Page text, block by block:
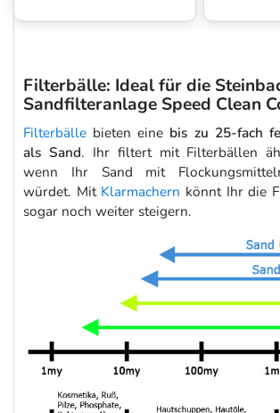
Filterbälle: Ideal für die
Sandfilteranlage Speed Clean
Filterbälle bieten eine bis zu 25-fach
als Sand. Ihr filtert mit Filterbällen
wenn Ihr Sand mit
würdet. Mit Klarmachern könnt Ihr die
sogar noch weiter steigern.